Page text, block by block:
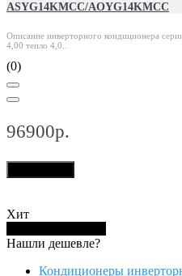
ASYG14KMCC/AOYG14KMCC
Описание инверторного кондиционера
4,00 тепло 4,0..
(0)
96900р.
Хит
Нашли дешевле?
Кондиционеры